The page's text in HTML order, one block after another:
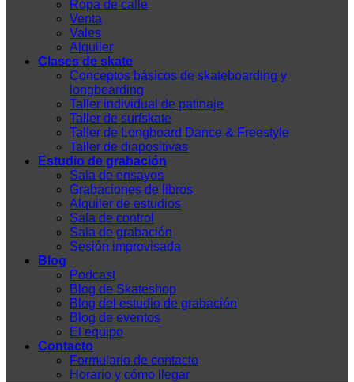
Ropa de calle
Venta
Vales
Alquiler
Clases de skate
Conceptos básicos de skateboarding y
longboarding
Taller individual de patinaje
Taller de surfskate
Taller de Longboard Dance & Freestyle
Taller de diapositivas
Estudio de grabación
Sala de ensayos
Grabaciones de libros
Alquiler de estudios
Sala de control
Sala de grabación
Sesión improvisada
Blog
Podcast
Blog de Skateshop
Blog del estudio de grabación
Blog de eventos
El equipo
Contacto
Formulario de contacto
Horario y cómo llegar